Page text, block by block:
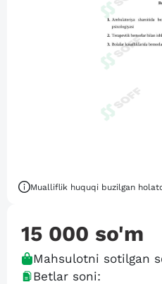
Mualliflik huquqi buzilgan
15 000 so'm
Mahsulotni sotilgan
Betlar soni: